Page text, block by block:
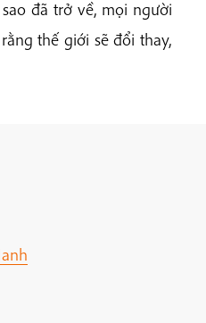
đã trở về, mọi người
thế giới sẽ đổi thay,